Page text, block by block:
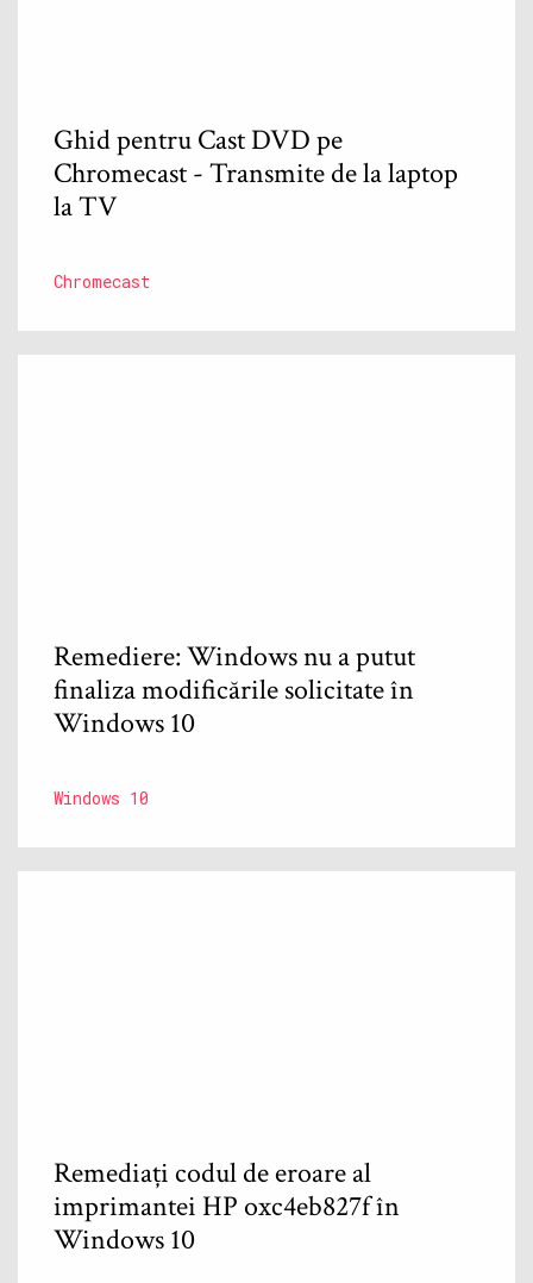
Ghid pentru Cast DVD pe
Chromecast - Transmite de la laptop
la TV
Chromecast
Remediere: Windows nu a putut
finaliza modificările solicitate în
Windows 10
Windows 10
Remediați codul de eroare al
imprimantei HP oxc4eb827f în
Windows 10